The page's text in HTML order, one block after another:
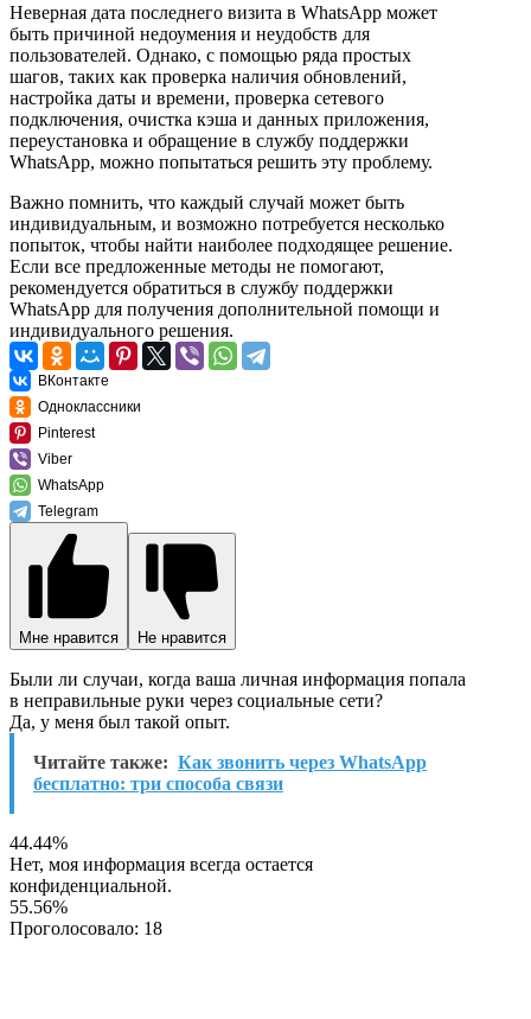
Неверная дата последнего визита в WhatsApp может
быть причиной недоумения и неудобств для
пользователей. Однако, с помощью ряда простых
шагов, таких как проверка наличия обновлений,
настройка даты и времени, проверка сетевого
подключения, очистка кэша и данных приложения,
переустановка и обращение в службу поддержки
WhatsApp, можно попытаться решить эту проблему.
Важно помнить, что каждый случай может быть
индивидуальным, и возможно потребуется несколько
попыток, чтобы найти наиболее подходящее решение.
Если все предложенные методы не помогают,
рекомендуется обратиться в службу поддержки
WhatsApp для получения дополнительной помощи и
индивидуального решения.
ВКонтакте
Одноклассники
Pinterest
Viber
WhatsApp
Telegram
Мне нравится Не нравится
Были ли случаи, когда ваша личная информация попала
в неправильные руки через социальные сети?
Да, у меня был такой опыт.
Читайте также: Как звонить через WhatsApp
бесплатно: три способа связи
44.44%
Нет, моя информация всегда остается
конфиденциальной.
55.56%
Проголосовало: 18